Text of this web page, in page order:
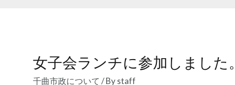
女子会ランチに参加しました。
千曲市政について / Bystaff